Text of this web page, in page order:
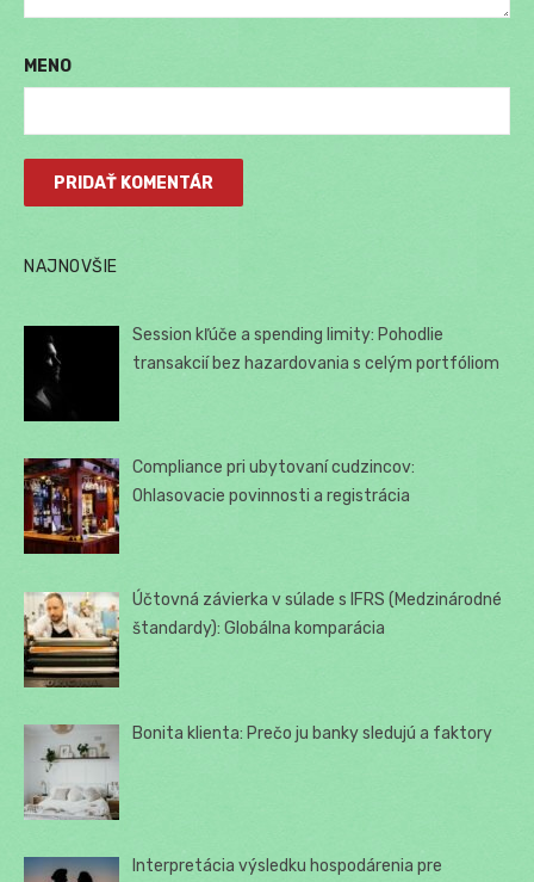
MENO
NAJNOVŠIE
Session kľúče a spending limity: Pohodlie
transakcií bez hazardovania s celým portfóliom
Compliance pri ubytovaní cudzincov:
Ohlasovacie povinnosti a registrácia
Účtovná závierka v súlade s IFRS (Medzinárodné
štandardy): Globálna komparácia
Bonita klienta: Prečo ju banky sledujú a faktory
Interpretácia výsledku hospodárenia pre